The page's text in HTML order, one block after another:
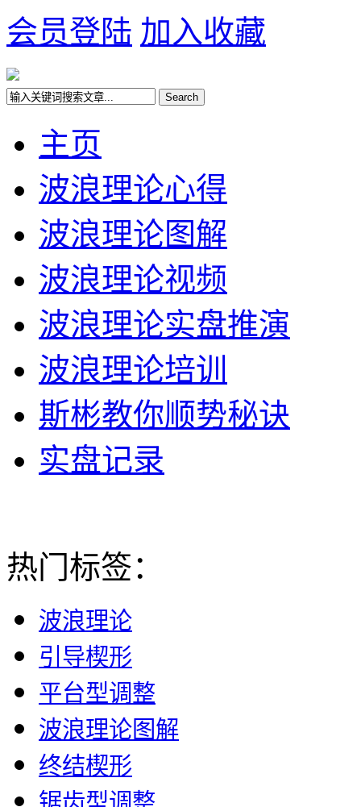
会员登陆 加入收藏
主页
波浪理论心得
波浪理论图解
波浪理论视频
波浪理论实盘推演
波浪理论培训
斯彬教你顺势秘诀
实盘记录
热门标签：
波浪理论
引导楔形
平台型调整
波浪理论图解
终结楔形